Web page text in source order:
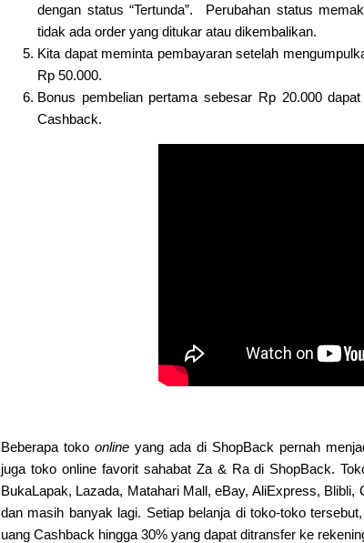
dengan status “Tertunda”.
Perubahan status
tidak ada order yang ditukar atau dikembalikan.
Kita dapat meminta pembayaran setelah
Rp 50.000.
Bonus pembelian pertama sebesar Rp 20.000
Cashback.
Beberapa toko online yang ada di ShopBack pernah
juga toko online favorit sahabat Za & Ra di ShopBack.
BukaLapak, Lazada, Matahari Mall, eBay, AliExpress, Blibli,
dan masih banyak lagi. Setiap belanja di toko-toko
uang Cashback hingga 30% yang dapat ditransfer ke